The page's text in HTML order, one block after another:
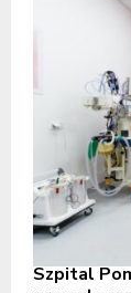
Szpital